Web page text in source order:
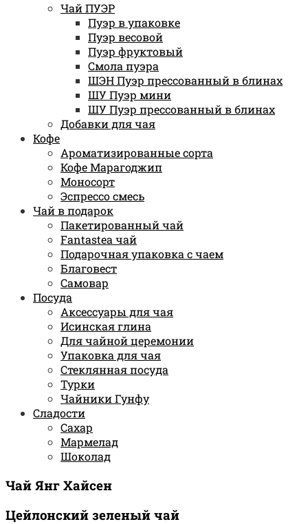
Чай ПУЭР
Пуэр в упаковке
Пуэр весовой
Пуэр фруктовый
Смола пуэра
ШЭН Пуэр прессованный в блинах
ШУ Пуэр мини
ШУ Пуэр прессованный в блинах
Добавки для чая
Кофе
Ароматизированные сорта
Кофе Марагоджип
Моносорт
Эспрессо смесь
Чай в подарок
Пакетированный чай
Fantastea чай
Подарочная упаковка с чаем
Благовест
Самовар
Посуда
Аксессуары для чая
Исинская глина
Для чайной церемонии
Упаковка для чая
Стеклянная посуда
Турки
Чайники Гунфу
Сладости
Сахар
Мармелад
Шоколад
Чай Янг Хайсен
Цейлонский зеленый чай